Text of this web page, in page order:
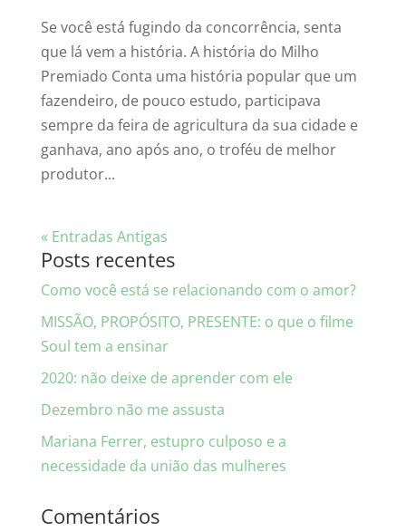
Se você está fugindo da concorrência, senta
que lá vem a história. A história do Milho
Premiado Conta uma história popular que um
fazendeiro, de pouco estudo, participava
sempre da feira de agricultura da sua cidade e
ganhava, ano após ano, o troféu de melhor
produtor...
« Entradas Antigas
Posts recentes
Como você está se relacionando com o amor?
MISSÃO, PROPÓSITO, PRESENTE: o que o filme
Soul tem a ensinar
2020: não deixe de aprender com ele
Dezembro não me assusta
Mariana Ferrer, estupro culposo e a
necessidade da união das mulheres
Comentários